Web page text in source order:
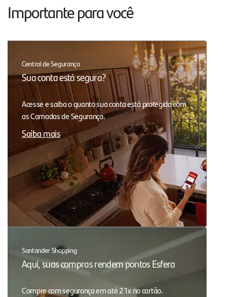
Importante para você
Central de Segurança
Sua conta está segura?
Acesse e saiba o quanto sua conta está protegida com
as Camadas de Segurança.
Saiba mais
Santander Shopping
Aqui, suas compras rendem pontos Esfera
Compre com segurança em até 21x no cartão.